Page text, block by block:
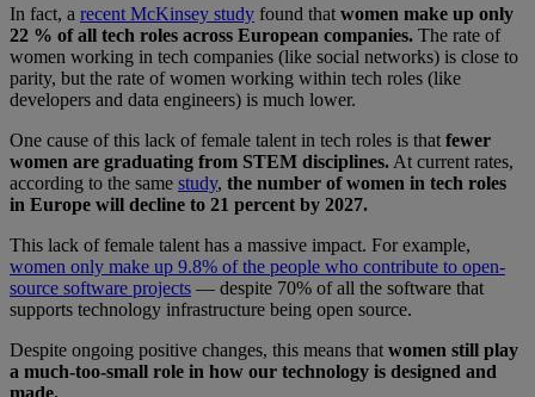
In fact, a recent McKinsey study found that women make up only
22 % of all tech roles across European companies. The rate of
women working in tech companies (like social networks) is close to
parity, but the rate of women working within tech roles (like
developers and data engineers) is much lower.
One cause of this lack of female talent in tech roles is that fewer
women are graduating from STEM disciplines. At current rates,
according to the same study, the number of women in tech roles
in Europe will decline to 21 percent by 2027.
This lack of female talent has a massive impact. For example,
women only make up 9.8% of the people who contribute to open-
source software projects — despite 70% of all the software that
supports technology infrastructure being open source.
Despite ongoing positive changes, this means that women still play
a much-too-small role in how our technology is designed and